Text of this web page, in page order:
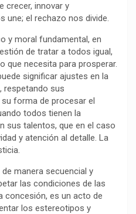
crecer, innovar y
une; el rechazo nos divide.
y moral fundamental, en
de tratar a todos igual,
que necesita para prosperar.
significar ajustes en la
respetando sus
forma de procesar el
todos tienen la
sus talentos, que en el caso
y atención al detalle. La
manera secuencial y
las condiciones de las
concesión, es un acto de
los estereotipos y